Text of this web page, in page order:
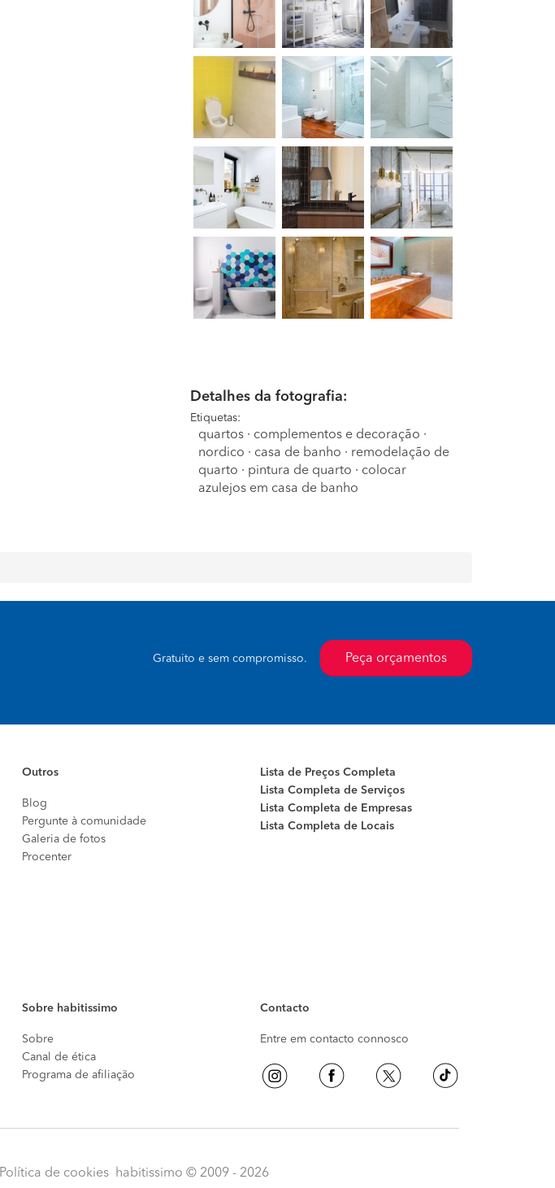
Detalhes da fotografia:
Etiquetas:
quartos · complementos e decoração ·
nordico · casa de banho · remodelação de
quarto · pintura de quarto · colocar
azulejos em casa de banho
Peça orçamentos
Gratuito e sem compromisso.
Outros
Blog
Pergunte à comunidade
Galeria de fotos
Procenter
Lista de Preços Completa
Lista Completa de Serviços
Lista Completa de Empresas
Lista Completa de Locais
Sobre habitissimo
Sobre
Canal de ética
Programa de afiliação
Contacto
Entre em contacto connosco
Política de cookies habitissimo © 2009 - 2026